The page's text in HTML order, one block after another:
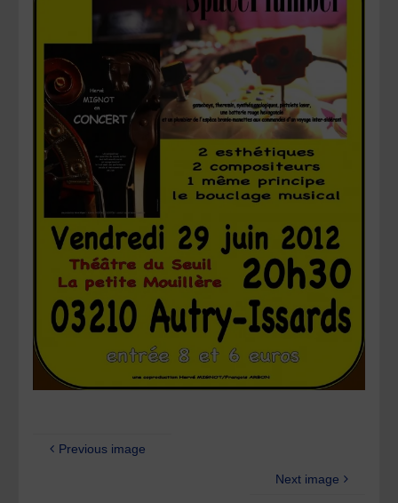
Previous image
Next image